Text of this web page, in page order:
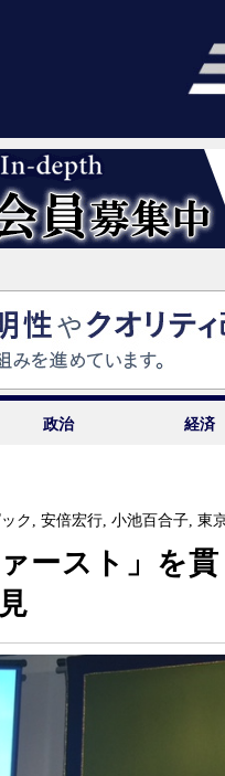
政治 経済
ク ,安倍宏行,小池百合子,東
ァースト」を